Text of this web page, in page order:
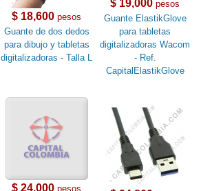
$ 18,600 pesos
Guante de dos dedos
para dibujo y tabletas
digitalizadoras - Talla L
$ 19,000 pesos
Guante ElastikGlove
para tabletas
digitalizadoras Wacom
- Ref.
CapitalElastikGlove
$ 24,000 pesos